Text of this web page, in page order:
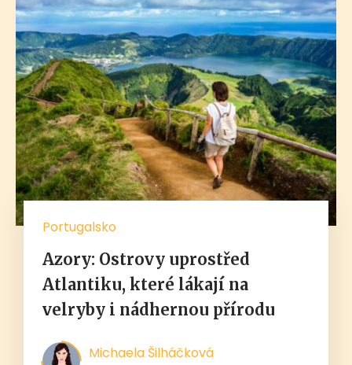
Portugalsko
Azory: Ostrovy uprostřed
Atlantiku, které lákají na
velryby i nádhernou přírodu
Michaela Šilháčková